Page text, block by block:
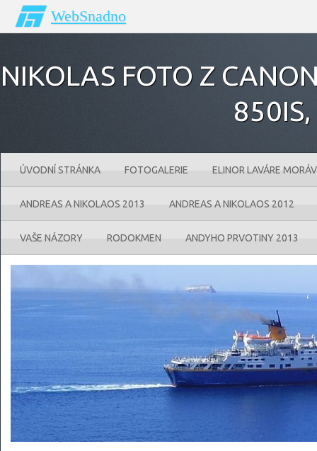
WebSnadno
NIKOLAS FOTO Z
ÚVODNÍ STRÁNKA FOTOGALERIE ELINOR LAVÁRE
ANDREAS A NIKOLAOS 2013 ANDREAS A NIKOLAOS 2012
VAŠE NÁZORY RODOKMEN ANDYHO PRVOTINY 2013